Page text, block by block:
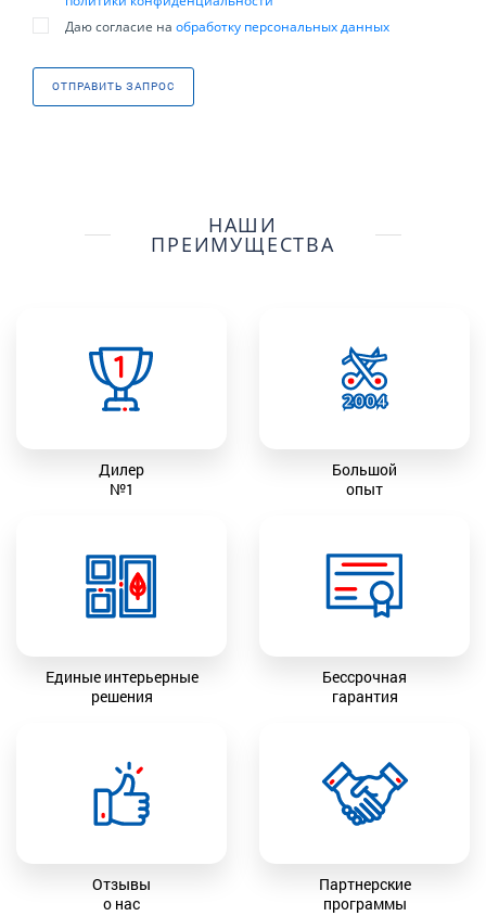
ОТПРАВИТЬ ЗАПРОС
Даю согласие на обработку персональных данных
НАШИ
ПРЕИМУЩЕСТВА
Дилер
№1
Большой
опыт
Единые интерьерные
решения
Бессрочная
гарантия
Отзывы
о нас
Партнерские
программы